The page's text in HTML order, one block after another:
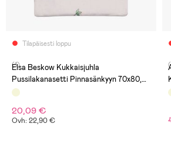
Tilapäisesti loppu
(1)
Elsa Beskow Kukkaisjuhla
Pussilakanasetti Pinnasänkyyn 70x80,
Hiekanruskea
20,09 €
Ovh: 22,90 €